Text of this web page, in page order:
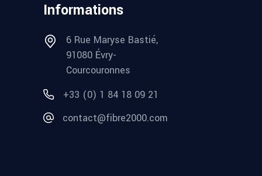
Informations
6 Rue Maryse Bastié,
91080 Évry-
Courcouronnes
+33 (0) 1 84 18 09 21
contact@fibre2000.com